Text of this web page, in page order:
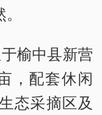
榆中县新营
，配套休闲
态采摘区及